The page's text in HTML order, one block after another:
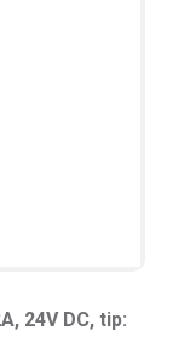
24V DC, tip: